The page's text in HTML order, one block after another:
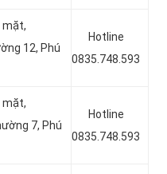
mặt,
12, Phú
Hotline
0835.748.593
mặt,
7, Phú
Hotline
0835.748.593